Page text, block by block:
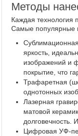
Методы
Каждая технология
Самые популярные
яркость,
изображений и
покрытие, что
Трафаретная
однотонных
Лазерная
матовой
долговечность.
Цифровая УФ-